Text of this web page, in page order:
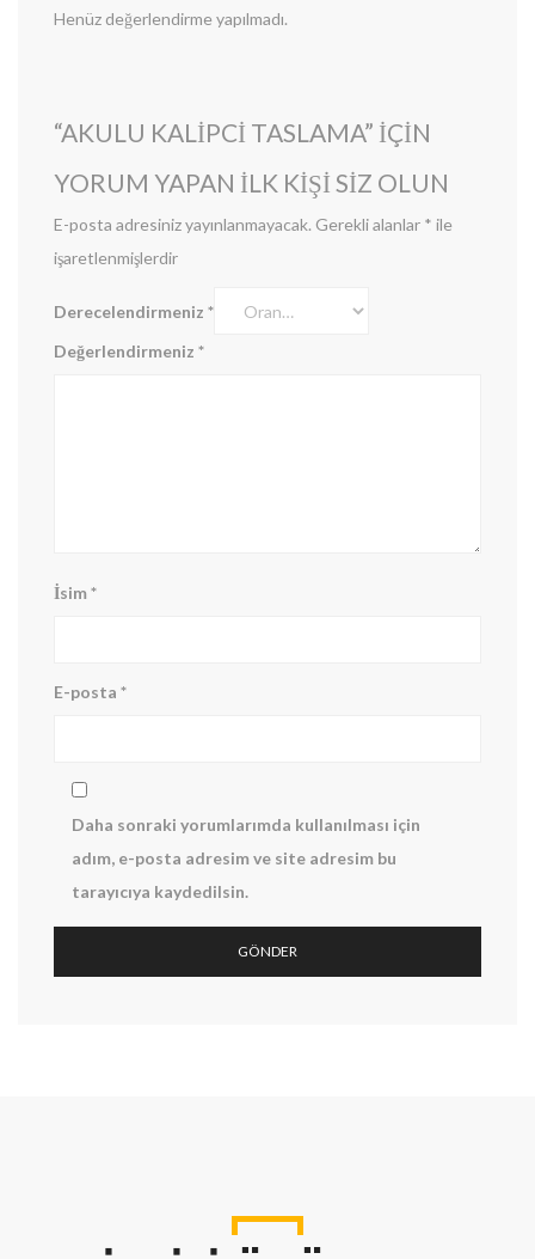
Henüz değerlendirme yapılmadı.
“AKULU KALIPCI TASLAMA” IÇIN
YORUM YAPAN ILK KIŞI SIZ OLUN
E-posta adresiniz yayınlanmayacak. Gerekli alanlar * ile
işaretlenmişlerdir
Derecelendirmeniz *
Değerlendirmeniz *
İsim*
E-posta *
Daha sonraki yorumlarımda kullanılması için
adım, e-posta adresim ve site adresim bu
tarayıcıya kaydedilsin.